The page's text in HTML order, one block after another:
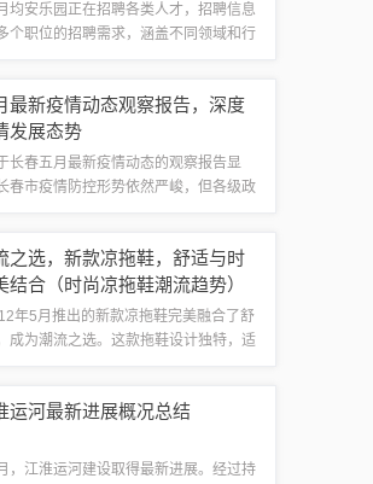
均安乐园正在招聘各类人才，招聘信息
个职位的招聘需求，涵盖不同领域和行
聘信息绝对没有涉及游戏或健康相...
最新疫情动态观察报告，深度
发展态势
长春五月最新疫情动态的观察报告显
春市疫情防控形势依然严峻，但各级政
。广大市民也积极响应号召，共同参...
之选，新款凉拖鞋，舒适与时
结合（时尚凉拖鞋潮流趋势）
年5月推出的新款凉拖鞋完美融合了舒
成为潮流之选。这款拖鞋设计独特，适
时尚魅力。无论是休闲场合还是...
运河最新进展概况总结
，江淮运河建设取得最新进展。经过持